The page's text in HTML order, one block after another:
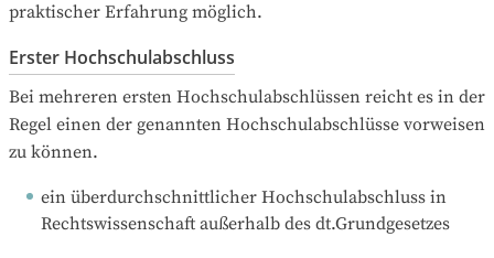
praktischer Erfahrung möglich.
Erster Hochschulabschluss
Bei mehreren ersten Hochschulabschlüssen reicht es in der
Regel einen der genannten Hochschulabschlüsse vorweisen
zu können.
ein überdurchschnittlicher Hochschulabschluss in
Rechtswissenschaft außerhalb des dt.Grundgesetzes